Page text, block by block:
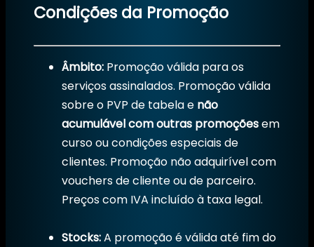
Condições da Promoção
Âmbito: Promoção válida para os
serviços assinalados. Promoção válida
sobre o PVP de tabela e não
acumulável com outras promoçõesem
curso ou condições especiais de
clientes. Promoção não adquirível com
vouchers de cliente ou de parceiro.
Preços com IVA incluído à taxa legal.
Stocks:A promoção é válida até fim do